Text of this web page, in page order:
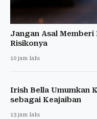
Jangan Asal
Risikonya
10 jam lalu
Irish Bella Umumkan
sebagai Keajaiban
13 jam lalu